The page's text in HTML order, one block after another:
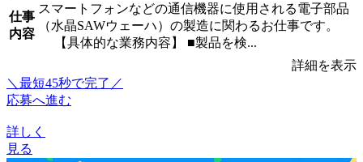
仕事
内容
スマートフォンなどの通信機器に使用される電子部品
（水晶SAWウェーハ）の製造に関わるお仕事です。
【具体的な業務内容】 ■製品を検...
詳細を表示
＼最短45秒で完了／
応募へ進む
詳しく
見る